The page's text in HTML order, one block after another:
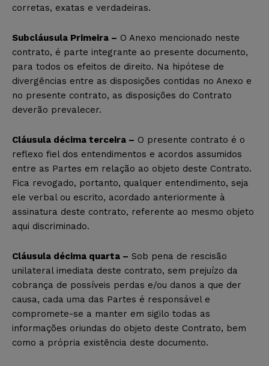
corretas, exatas e verdadeiras.
Subcláusula Primeira – O Anexo mencionado neste
contrato, é parte integrante ao presente documento,
para todos os efeitos de direito. Na hipótese de
divergências entre as disposições contidas no Anexo e
no presente contrato, as disposições do Contrato
deverão prevalecer.
Cláusula décima terceira – O presente contrato é o
reflexo fiel dos entendimentos e acordos assumidos
entre as Partes em relação ao objeto deste Contrato.
Fica revogado, portanto, qualquer entendimento, seja
ele verbal ou escrito, acordado anteriormente à
assinatura deste contrato, referente ao mesmo objeto
aqui discriminado.
Cláusula décima quarta – Sob pena de rescisão
unilateral imediata deste contrato, sem prejuízo da
cobrança de possíveis perdas e/ou danos a que der
causa, cada uma das Partes é responsável e
compromete-se a manter em sigilo todas as
informações oriundas do objeto deste Contrato, bem
como a própria existência deste documento.